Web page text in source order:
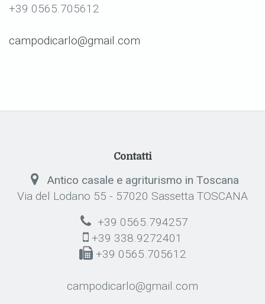
+39 0565.705612
campodicarlo@gmail.com
Contatti
Antico casale e agriturismo in Toscana
Via del Lodano 55 - 57020 Sassetta TOSCANA
+39 0565.794257
+39 338.9272401
+39 0565.705612
campodicarlo@gmail.com